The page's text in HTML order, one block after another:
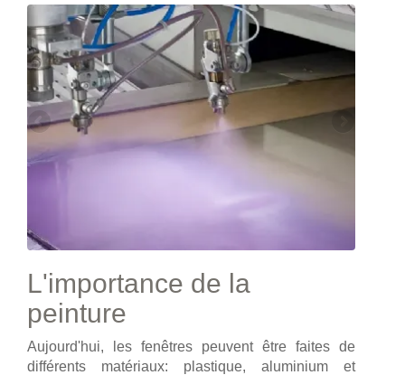
L'importance de la
peinture
Aujourd'hui, les fenêtres peuvent être faites de
différents matériaux: plastique, aluminium et